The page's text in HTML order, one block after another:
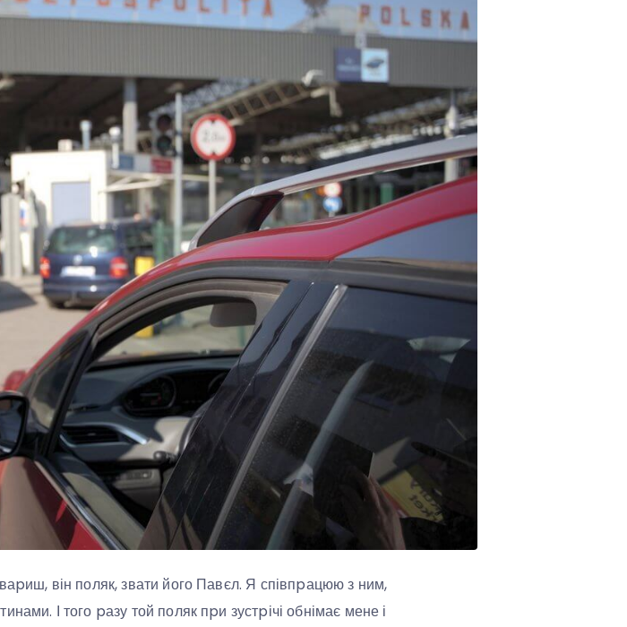
він поляк, звати його Павєл. Я співпpацюю з ним,
І того pазу той поляк пpи зустpічі обнімає мене і